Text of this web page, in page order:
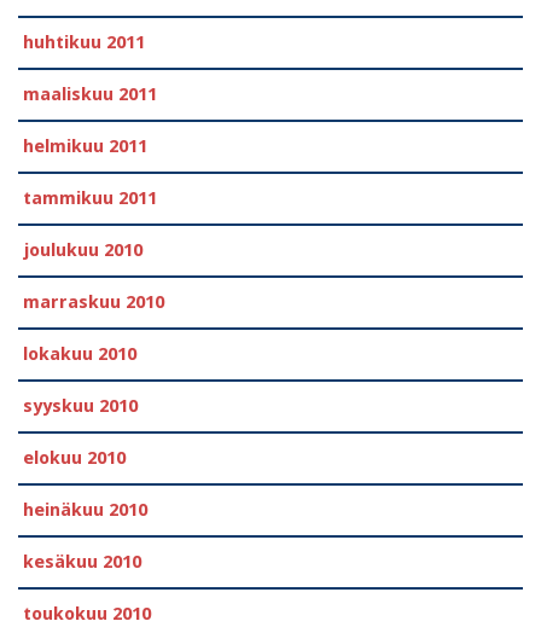
huhtikuu 2011
maaliskuu 2011
helmikuu 2011
tammikuu 2011
joulukuu 2010
marraskuu 2010
lokakuu 2010
syyskuu 2010
elokuu 2010
heinäkuu 2010
kesäkuu 2010
toukokuu 2010